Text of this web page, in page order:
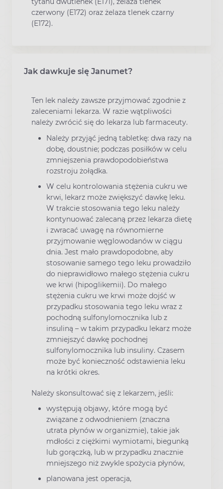
czerwony (E172) oraz żelaza tlenek czarny
(E172).
Jak dawkuje się Janumet?
Ten lek należy zawsze przyjmować zgodnie z
zaleceniami lekarza. W razie wątpliwości
należy zwrócić się do lekarza lub farmaceuty.
Należy przyjąć jedną tabletkę: dwa razy na
dobę, doustnie; podczas posiłków w celu
zmniejszenia prawdopodobieństwa
rozstroju żołądka.
W celu kontrolowania stężenia cukru we
krwi, lekarz może zwiększyć dawkę leku.
W trakcie stosowania tego leku należy
kontynuować zalecaną przez lekarza dietę
i zwracać uwagę na równomierne
przyjmowanie węglowodanów w ciągu
dnia. Jest mało prawdopodobne, aby
stosowanie samego tego leku prowadziło
do nieprawidłowo małego stężenia cukru
we krwi (hipoglikemii). Do małego
stężenia cukru we krwi może dojść w
przypadku stosowania tego leku wraz z
pochodną sulfonylomocznika lub z
insuliną – w takim przypadku lekarz może
zmniejszyć dawkę pochodnej
sulfonylomocznika lub insuliny. Czasem
może być konieczność odstawienia leku
na krótki okres.
Należy skonsultować się z lekarzem, jeśli:
występują objawy, które mogą być
związane z odwodnieniem (znaczna
utrata płynów w organizmie), takie jak
mdłości z ciężkimi wymiotami, biegunką
lub gorączką, lub w przypadku znacznie
mniejszego niż zwykle spożycia płynów,
planowana jest operacja,